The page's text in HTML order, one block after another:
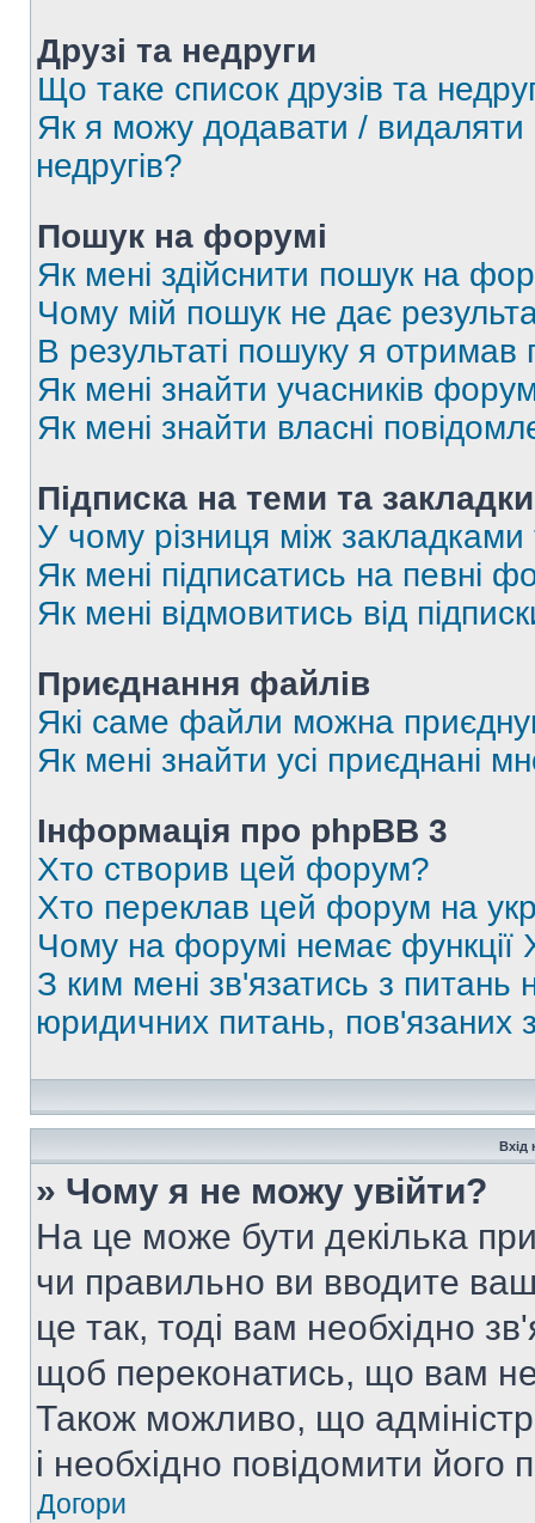
Друзі та недруги
Що таке список друзів та
Як я можу додавати / видаляти
недругів?
Пошук на форумі
Як мені здійснити пошук на
Чому мій пошук не дає
В результаті пошуку я отримав
Як мені знайти учасників
Як мені знайти власні
Підписка на теми та закладки
У чому різниця між закладками
Як мені підписатись на певні
Як мені відмовитись від
Приєднання файлів
Які саме файли можна
Як мені знайти усі приєднані
Інформація про phpBB 3
Хто створив цей форум?
Хто переклав цей форум на
Чому на форумі немає функції
З ким мені зв'язатись з питань
юридичних питань,
Вхід
» Чому я не можу увійти?
На це може бути декілька
чи правильно ви вводите
це так, тоді вам необхідно
щоб переконатись, що вам
Також можливо, що
і необхідно повідомити
Догори